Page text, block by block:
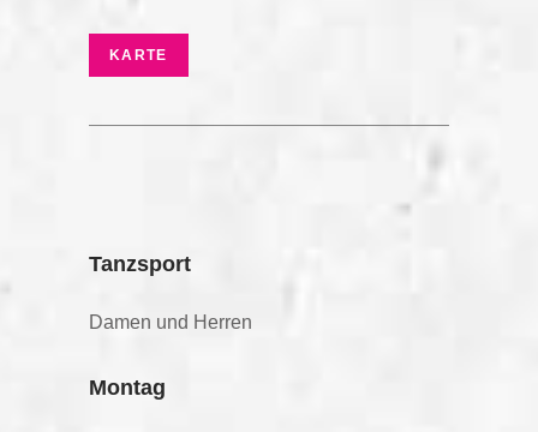
KARTE
Tanzsport
Damen und Herren
Montag